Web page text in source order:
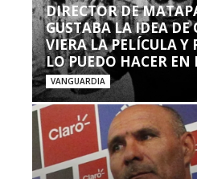
DIRECTOR DE
GUSTABA LA IDEA DE
VIERA LA PELÍCULA Y
LO PUEDO HACER EN
VANGUARDIA